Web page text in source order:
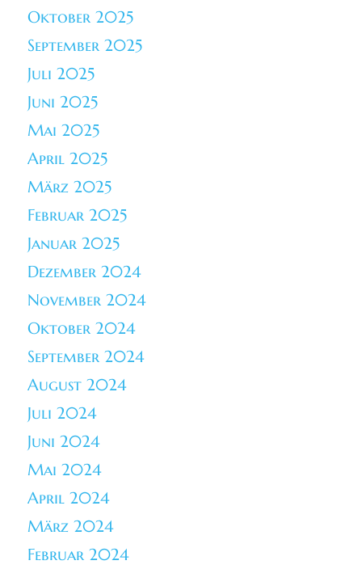
Oktober 2025
September 2025
Juli 2025
Juni 2025
Mai 2025
April 2025
März 2025
Februar 2025
Januar 2025
Dezember 2024
November 2024
Oktober 2024
September 2024
August 2024
Juli 2024
Juni 2024
Mai 2024
April 2024
März 2024
Februar 2024